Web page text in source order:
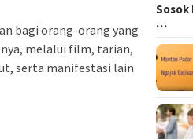
bagi orang-orang yang
melalui film, tarian,
serta manifestasi lain
…